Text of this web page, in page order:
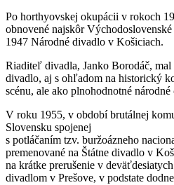
Po horthyovskej okupácii v rokoch
obnovené najskôr
1947 Národné divadlo v Košiciach.
Riaditeľ divadla, Janko Borodáč,
divadlo, aj s ohľadom na historický
scénu, ale ako plnohodnotné
V roku 1955, v období brutálnej
Slovensku spojenej
s potláčaním tzv. buržoázneho
premenované na Štátne divadlo v
na krátke prerušenie v
divadlom v Prešove, v podstate